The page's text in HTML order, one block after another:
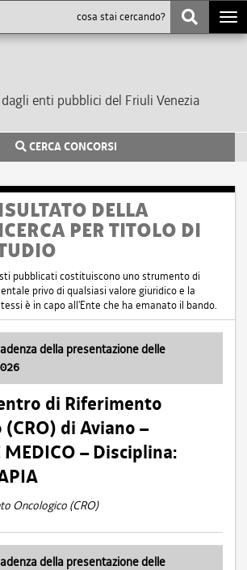
enti pubblici del Friuli Venezia
CERCA CONCORSI
DELLA
PER TITOLO DI
pubblicati costituiscono uno strumento di
privo di qualsiasi valore giuridico e la
è in capo all'Ente che ha emanato il bando.
della presentazione delle
di Riferimento
di Aviano –
MEDICO – Disciplina:
Oncologico (CRO)
della presentazione delle